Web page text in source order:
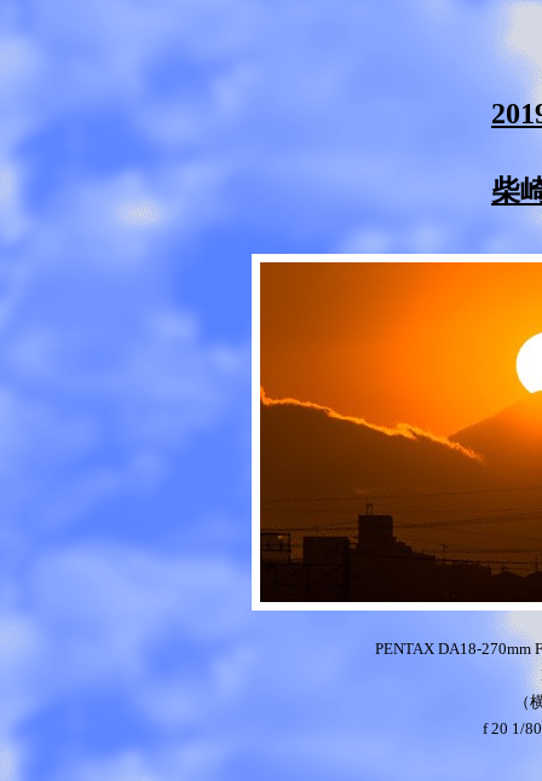
柴
PENTAX DA18-270mm
（
f 20 1/